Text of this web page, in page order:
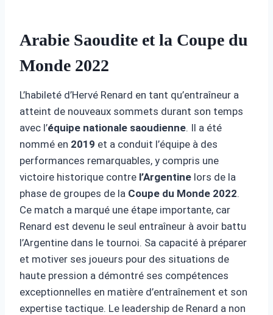
Arabie Saoudite et la Coupe du
Monde 2022
L’habileté d’Hervé Renard en tant qu’entraîneur a
atteint de nouveaux sommets durant son temps
avec l’équipe nationale saoudienne. Il a été
nommé en 2019 et a conduit l’équipe à des
performances remarquables, y compris une
victoire historique contre l’Argentine lors de la
phase de groupes de la Coupe du Monde 2022.
Ce match a marqué une étape importante, car
Renard est devenu le seul entraîneur à avoir battu
l’Argentine dans le tournoi. Sa capacité à préparer
et motiver ses joueurs pour des situations de
haute pression a démontré ses compétences
exceptionnelles en matière d’entraînement et son
expertise tactique. Le leadership de Renard a non